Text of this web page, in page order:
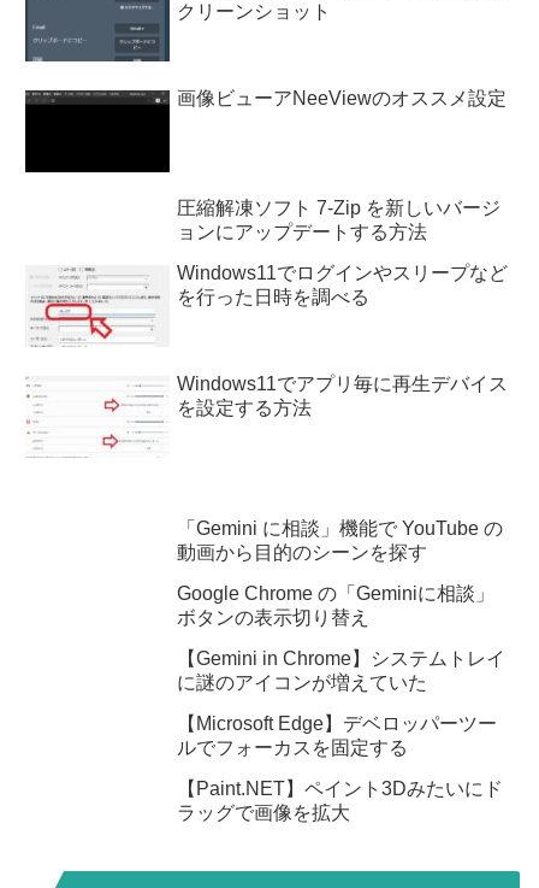
クリーンショット
画像ビューアNeeViewのオススメ設定
圧縮解凍ソフト 7-Zip を新しいバージ
ョンにアップデートする方法
Windows11でログインやスリープなど
を行った日時を調べる
Windows11でアプリ毎に再生デバイス
を設定する方法
「Gemini に相談」機能で YouTube の
動画から目的のシーンを探す
Google Chrome の「Geminiに相談」
ボタンの表示切り替え
【Gemini in Chrome】システムトレイ
に謎のアイコンが増えていた
【Microsoft Edge】デベロッパーツー
ルでフォーカスを固定する
【Paint.NET】ペイント3Dみたいにド
ラッグで画像を拡大